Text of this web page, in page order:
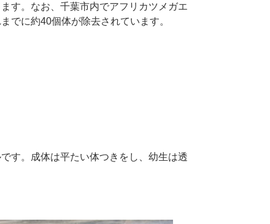
す。なお、千葉市内でアフリカツメガエ
でに約40個体が除去されています。
す。成体は平たい体つきをし、幼生は透